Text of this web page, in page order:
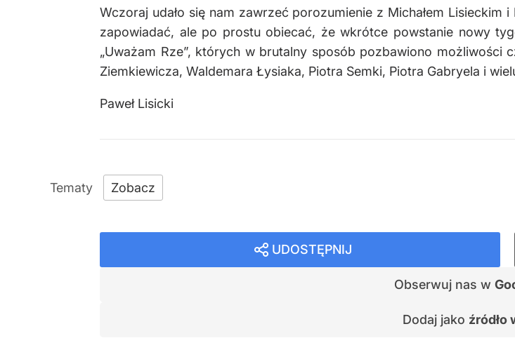
Wczoraj udało się nam zawrzeć porozumienie z Michałem
zapowiadać, ale po prostu obiecać, że wkrótce powstanie nowy
„Uważam Rze”, których w brutalny sposób pozbawiono możliwości
Ziemkiewicza, Waldemara Łysiaka, Piotra Semki, Piotra Gabryela i
Paweł Lisicki
Zobacz
UDOSTĘPNIJ
Obserwuj nas w
Dodaj jako źródło